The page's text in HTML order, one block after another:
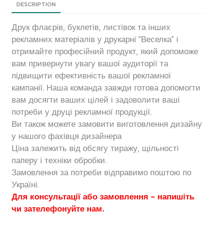
DESCRIPTION
Друк флаєрів, буклетів, листівок та інших
рекламних матеріалів у друкарні "Веселка" і
отримайте професійний продукт, який допоможе
вам привернути увагу вашої аудиторії та
підвищити ефективність вашої рекламної
кампанії. Наша команда завжди готова допомогти
вам досягти ваших цілей і задоволити ваші
потреби у друці рекламної продукції.
Ви також можете замовити виготовлення дизайну
у нашого фахівця дизайнера
Ціна залежить від обсягу тиражу, щільності
паперу і техніки обробки.
Замовлення за потреби відправимо поштою по
Україні.
Для консультації або замовлення - напишіть
чи зателефонуйте нам.